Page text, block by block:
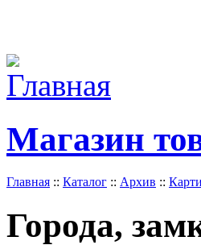
Магазин
Главная :: Каталог :: Архив ::
Города,